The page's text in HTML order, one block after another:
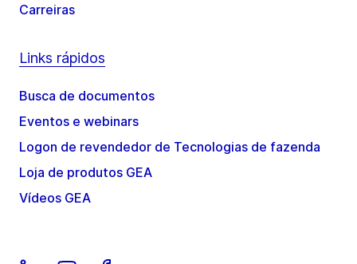
Carreiras
Links rápidos
Busca de documentos
Eventos e webinars
Logon de revendedor de Tecnologias de fazenda
Loja de produtos GEA
Vídeos GEA